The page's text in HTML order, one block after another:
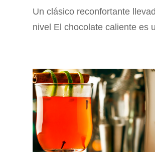
Un clásico reconfortante
nivel El chocolate caliente es